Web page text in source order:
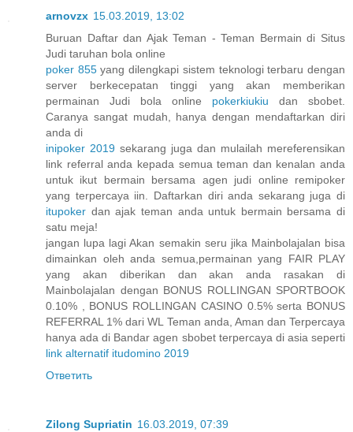
arnovzx 15.03.2019, 13:02
Buruan Daftar dan Ajak Teman - Teman Bermain di Situs
Judi taruhan bola online
poker 855yang dilengkapi sistem teknologi terbaru dengan
server berkecepatan tinggi yang akan memberikan
permainan Judi bola online pokerkiukiu dan sbobet.
Caranya sangat mudah, hanya dengan mendaftarkan diri
anda di
inipoker 2019 sekarang juga dan mulailah mereferensikan
link referral anda kepada semua teman dan kenalan anda
untuk ikut bermain bersama agen judi online remipoker
yang terpercaya iin. Daftarkan diri anda sekarang juga di
itupoker dan ajak teman anda untuk bermain bersama di
satu meja!
jangan lupa lagi Akan semakin seru jika Mainbolajalan bisa
dimainkan oleh anda semua,permainan yang FAIR PLAY
yang akan diberikan dan akan anda rasakan di
Mainbolajalan dengan BONUS ROLLINGAN SPORTBOOK
0.10% , BONUS ROLLINGAN CASINO 0.5% serta BONUS
REFERRAL 1% dari WL Teman anda, Aman dan Terpercaya
hanya ada di Bandar agen sbobet terpercaya di asia seperti
link alternatif itudomino 2019
Ответить
Zilong Supriatin 16.03.2019, 07:39